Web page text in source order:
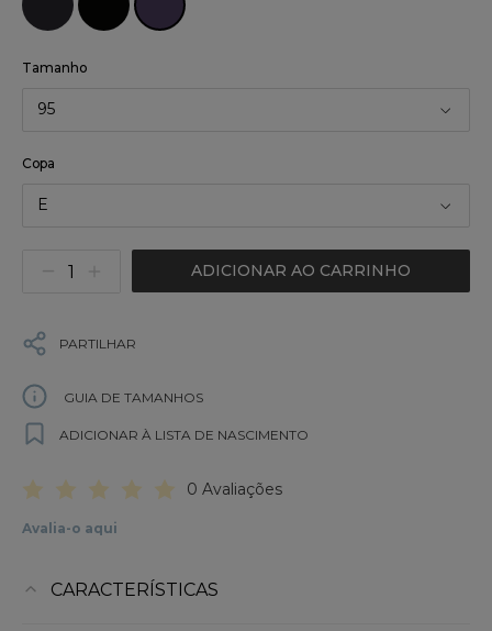
Tamanho
95
Copa
E
ADICIONAR AO CARRINHO
PARTILHAR
GUIA DE TAMANHOS
ADICIONAR À LISTA DE NASCIMENTO
0 Avaliações
Avalia-o aqui
CARACTERÍSTICAS